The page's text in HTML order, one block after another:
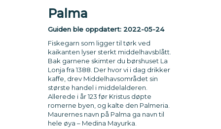
Palma
Guiden ble oppdatert: 2022-05-24
Fiskegarn som ligger til tørk ved
kaikanten lyser sterkt middelhavsblått.
Bak garnene skimter du børshuset La
Lonja fra 1388. Der hvor vi i dag drikker
kaffe, drev Middelhavsområdet sin
største handel i middelalderen.
Allerede i år 123 før Kristus døpte
romerne byen, og kalte den Palmeria.
Maurernes navn på Palma ga navn til
hele øya – Medina Mayurka.